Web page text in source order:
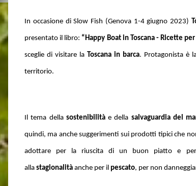
In occasione di Slow Fish (Genova 1-4 giugno 2023)
presentato il libro: “Happy Boat in Toscana - Ricette
sceglie di visitare la Toscana in barca. Protagonista è l
territorio.
Il tema dellasostenibilitàe della salvaguardia del
quindi, ma anche suggerimenti sui prodotti tipici che
adottare per la riuscita di un buon piatto e
alla stagionalità anche per il pescato, per non